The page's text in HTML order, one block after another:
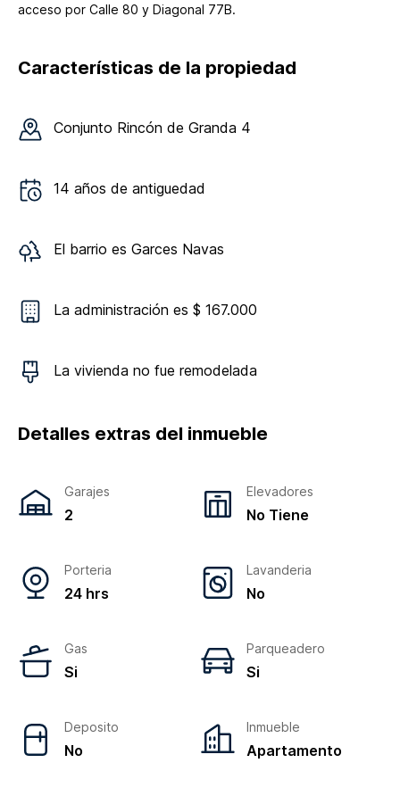
acceso por Calle 80 y Diagonal 77B.
Características de la propiedad
Conjunto Rincón de Granda 4
14 años de antiguedad
El barrio es Garces Navas
La administración es $ 167.000
La vivienda no fue remodelada
Detalles extras del inmueble
Garajes
2
Elevadores
No Tiene
Porteria
24 hrs
Lavanderia
No
Gas
Si
Parqueadero
Si
Deposito
No
Inmueble
Apartamento